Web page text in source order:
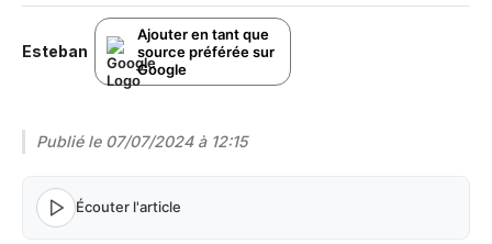
Esteban
Ajouter en tant que
source préférée sur
Google
Publié le 07/07/2024 à 12:15
Écouter l'article